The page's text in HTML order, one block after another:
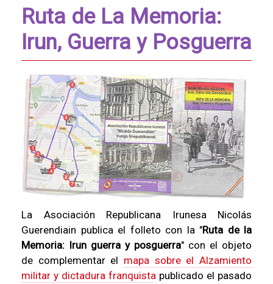
Ruta de La Memoria:
Irun, Guerra y Posguerra
La Asociación Republicana Irunesa Nicolás
Guerendiain publica el folleto con la "Ruta de la
Memoria: Irun guerra y posguerra" con el objeto
de complementar el mapa sobre el Alzamiento
militar y dictadura franquista publicado el pasado